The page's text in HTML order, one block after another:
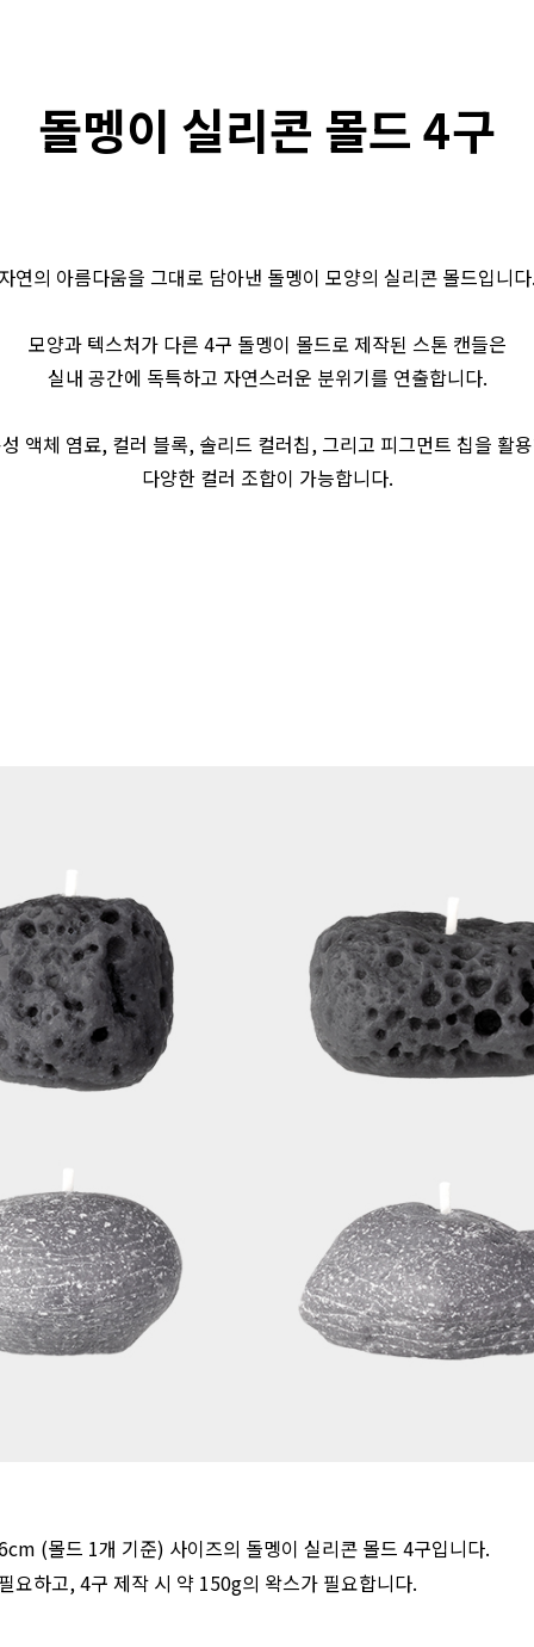
돌멩이 실리콘 몰드 4구
연의 아름다움을 그대로 담아낸 돌멩이 모양의 실리콘 몰드입니다.
모양과 텍스처가 다른 4구 돌멩이 몰드로 제작된 스톤 캔들은
실내 공간에 독특하고 자연스러운 분위기를 연출합니다.
액체 염료, 컬러 블록, 솔리드 컬러칩, 그리고 피그먼트 칩을 활
다양한 컬러 조합이 가능합니다.
(몰드 1개 기준) 사이즈의 돌멩이 실리콘 몰드 4구입니다.
요하고, 4구 제작 시 약 150g의 왁스가 필요합니다.